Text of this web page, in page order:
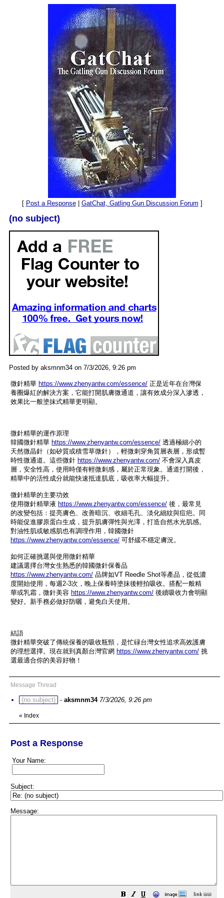
[ Post a Response| GatChat, Gatling Gun Discussion Forum ]
(no subject)
Posted by aksmnm34 on 7/3/2026, 9:26 pm
微針精華 https://www.zhenyantw.com/essence/ 正是近年在台灣保
養圈爆紅的解決方案，它能打開肌膚微通道，讓有效成分深入滲透，
效果比一般塗抹式精華更明顯。
微針精華的運作原理
韓國微針精華 https://www.zhenyantw.com/essence/ 透過極細小的
天然微晶針（如矽質或積雪草微針），輕微刺穿角質層表層，形成暫
時性微通道。這些微針 https://www.zhenyantw.com/ 不會深入真皮
層，安全性高，使用時僅有輕微刺感，屬於正常現象。通道打開後，
精華中的活性成分就能快速抵達肌底，吸收率大幅提升。
微針精華的主要功效
使用微針精華液 https://www.zhenyantw.com/essence/ 後，最常見
的改變包括：提亮膚色、改善暗沉、收細毛孔、淡化細紋與痘疤。同
時能促進膠原蛋白生成，提升肌膚彈性與光澤，打造自然水光肌感。
對油性肌或敏感肌也有調理作用，韓國微針
https://www.zhenyantw.com/essence/ 可舒緩不穩定膚況。
如何正確挑選與使用微針精華
建議選擇台灣女生熟悉的韓國微針保養品
https://www.zhenyantw.com/ 品牌如VT Reedle Shot等產品，從低濃
度開始使用，每週2-3次，晚上保養時塗抹後輕拍吸收。搭配一般精
華或乳霜，微針美容 https://www.zhenyantw.com/ 後續吸收力會明顯
變好。新手務必做好防曬，避免白天使用。
結語
微針精華突破了傳統保養的吸收瓶頸，是忙碌台灣女性追求高效護膚
的理想選擇。現在就到真顏台灣官網 https://www.zhenyantw.com/ 挑
選最適合你的美容好物！
Message Thread
(no subject) - aksmnm34 7/3/2026, 9:26 pm
« Index
Post a Response
Your Name:
Subject:
Message:
😀